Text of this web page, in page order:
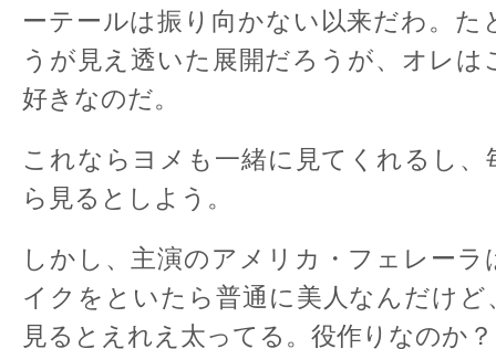
ーテールは振り向かない以来だわ。た
うが見え透いた展開だろうが、オレ
好きなのだ。
これならヨメも一緒に見てくれるし、
ら見るとしよう。
しかし、主演のアメリカ・フェレー
イクをといたら普通に美人なんだけど
見るとえれえ太ってる。役作りなのか？